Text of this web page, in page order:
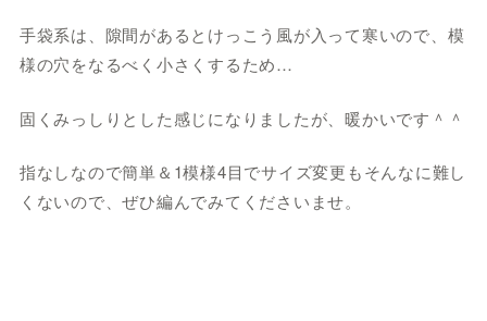
手袋系は、隙間があるとけっこう風が入って寒いので、模
様の穴をなるべく小さくするため…
固くみっしりとした感じになりましたが、暖かいです＾＾
指なしなので簡単＆1模様4目でサイズ変更もそんなに難し
くないので、ぜひ編んでみてくださいませ。